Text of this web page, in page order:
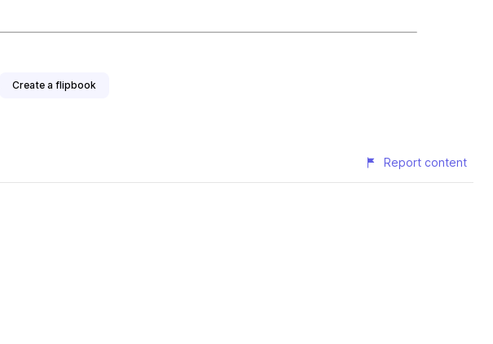
Create a flipbook
Report content